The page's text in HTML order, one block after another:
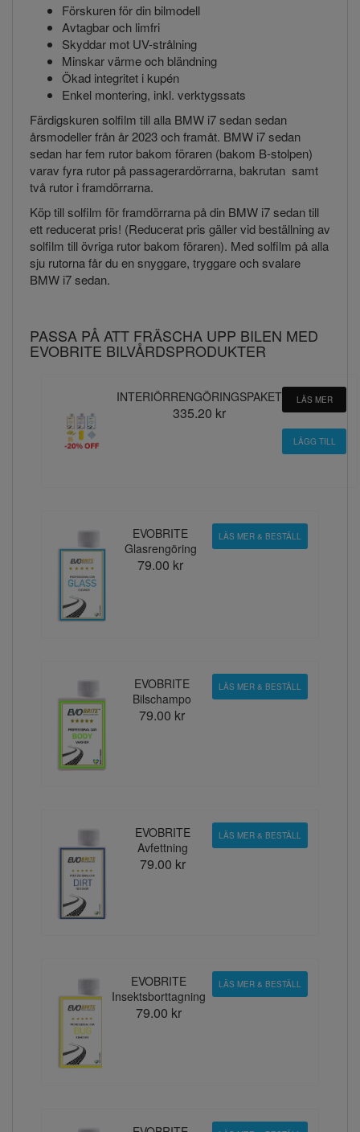
Förskuren för din bilmodell
Avtagbar och limfri
Skyddar mot UV-strålning
Minskar värme och bländning
Ökad integritet i kupén
Enkel montering, inkl. verktygssats
Färdigskuren solfilm till alla BMW i7 sedan sedan
årsmodeller från år 2023 och framåt. BMW i7 sedan
sedan har fem rutor bakom föraren (bakom B-stolpen)
varav fyra rutor på passagerardörrarna, bakrutan samt
två rutor i framdörrarna.
Köp till solfilm för framdörrarna på din BMW i7 sedan till
ett reducerat pris! (Reducerat pris gäller vid beställning av
solfilm till övriga rutor bakom föraren). Med solfilm på alla
sju rutorna får du en snyggare, tryggare och svalare
BMW i7 sedan.
PASSA PÅ ATT FRÄSCHA UPP BILEN MED
EVOBRITE BILVÅRDSPRODUKTER
INTERIÖRRENGÖRINGSPAKET
335.20 kr
LÄS MER
EVOBRITE
Glasrengöring
79.00 kr
LÄS MER & BESTÄLL
EVOBRITE
Bilschampo
79.00 kr
LÄS MER & BESTÄLL
EVOBRITE
Avfettning
79.00 kr
LÄS MER & BESTÄLL
EVOBRITE
Insektsborttagning
79.00 kr
LÄS MER & BESTÄLL